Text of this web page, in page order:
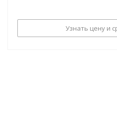
Узнать цену и